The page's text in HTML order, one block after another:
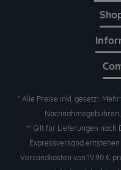
* Alle Preise inkl. gesetzl.
** Gilt für Lieferungen nach
Expressversand
Versandkosten von 19,90 €